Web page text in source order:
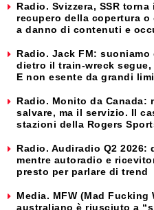
Radio. Svizzera, SSR
recupero della copertura
a danno di contenuti e
Radio. Jack FM:
dietro il train-wreck
E non esente da grandi
Radio. Monito da Canada:
salvare, ma il servizio. Il
stazioni della Rogers
Radio. Audiradio Q2
mentre autoradio e
presto per parlare di trend
Media. MFW (Mad
australiano è riusciuto a